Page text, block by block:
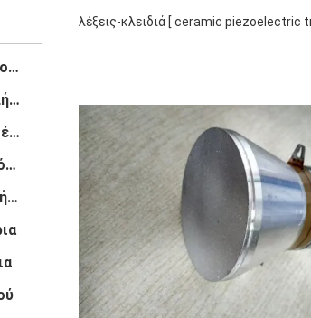
υπερήχων καθαρισμού μετατροπέα
υπερήχων μορφοτροπέα υψηλής ισχύος
Πολυ υπερηχητικός μετατροπέας συχνότητας
πιεζοηλεκτρικός υπερηχητικός μετατροπέας
Υποβρύχιες υπερήχων αισθητήριο
λέξεις-κλειδιά [ ceramic piezoelectric